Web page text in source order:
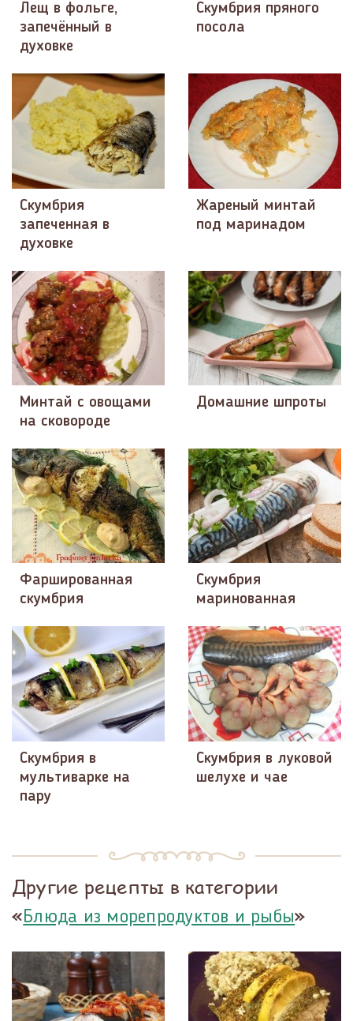
Лещ в фольге,
запечённый в
духовке
Скумбрия пряного
посола
Скумбрия
запеченная в
духовке
Жареный минтай
под маринадом
Минтай с овощами
на сковороде
Домашние шпроты
Фаршированная
скумбрия
Скумбрия
маринованная
Скумбрия в
мультиварке на
пару
Скумбрия в луковой
шелухе и чае
Другие рецепты в категории
«Блюда из морепродуктов и рыбы»